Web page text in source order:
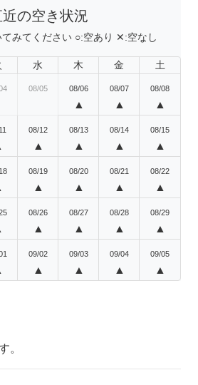
近の空き状況
みてください ○:空あり ✕:空なし
水 木 金 土
08/05 08/06
▲
08/07
▲
08/08
▲
08/12
▲
08/13
▲
08/14
▲
08/15
▲
08/19
▲
08/20
▲
08/21
▲
08/22
▲
08/26
▲
08/27
▲
08/28
▲
08/29
▲
09/02
▲
09/03
▲
09/04
▲
09/05
▲
。